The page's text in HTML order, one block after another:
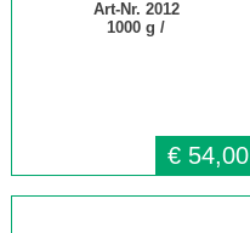
Art-Nr. 2012
1000 g /
€ 54,00